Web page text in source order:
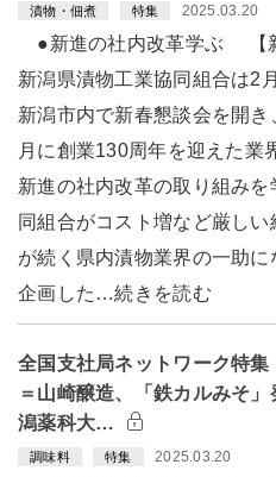
漬物・佃煮 特集 2025.03.20
●新進の社内改革学ぶ 【
新潟県漬物工業協同組合は2
新潟市内で新春懇談会を開き
月に創業130周年を迎えた業
新進の社内改革の取り組みを
同組合がコスト増など厳しい
が続く県内漬物業界の一助に
企画した…続きを読む
全国支社局ネットワーク特集
＝山崎醸造、「鉄カルみそ
潟薬科大…
調味料 特集 2025.03.20